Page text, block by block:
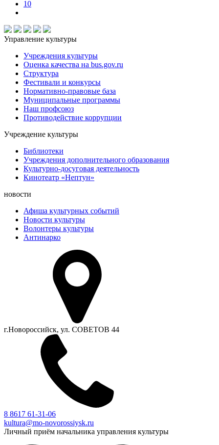
10
Управление культуры
Учреждения культуры
Оценка качества на bus.gov.ru
Структура
Фестивали и конкурсы
Нормативно-правовые база
Муниципальные программы
Наш профсоюз
Противодействие коррупции
Учреждение культуры
Библиотеки
Учреждения дополнительного образования
Культурно-досуговая деятельность
Кинотеатр «Нептун»
новости
Афиша культурных событий
Новости культуры
Волонтеры культуры
Антинарко
г.Новороссийск, ул. СОВЕТОВ 44
8 8617 61-31-06
kultura@mo-novorossiysk.ru
Личный приём начальника управления культуры